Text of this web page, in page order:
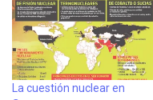
compatriotas El 13 de
marzo, el Frente
Democrático Nacional
Antiimperialista hizo un
llamamiento a los
compatriotas titulado…
La cuestión nuclear en